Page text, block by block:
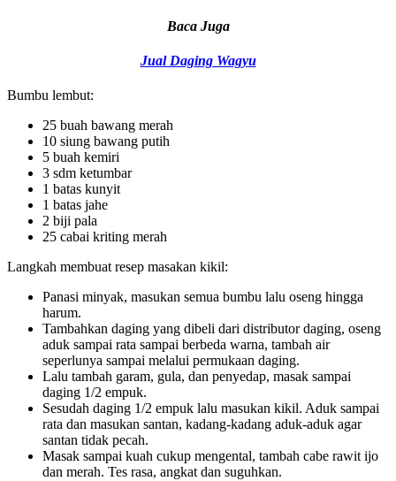
Baca Juga
Jual Daging Wagyu
Bumbu lembut:
25 buah bawang merah
10 siung bawang putih
5 buah kemiri
3 sdm ketumbar
1 batas kunyit
1 batas jahe
2 biji pala
25 cabai kriting merah
Langkah membuat resep masakan kikil:
Panasi minyak, masukan semua bumbu lalu oseng hingga
harum.
Tambahkan daging yang dibeli dari distributor daging, oseng
aduk sampai rata sampai berbeda warna, tambah air
seperlunya sampai melalui permukaan daging.
Lalu tambah garam, gula, dan penyedap, masak sampai
daging 1/2 empuk.
Sesudah daging 1/2 empuk lalu masukan kikil. Aduk sampai
rata dan masukan santan, kadang-kadang aduk-aduk agar
santan tidak pecah.
Masak sampai kuah cukup mengental, tambah cabe rawit ijo
dan merah. Tes rasa, angkat dan suguhkan.